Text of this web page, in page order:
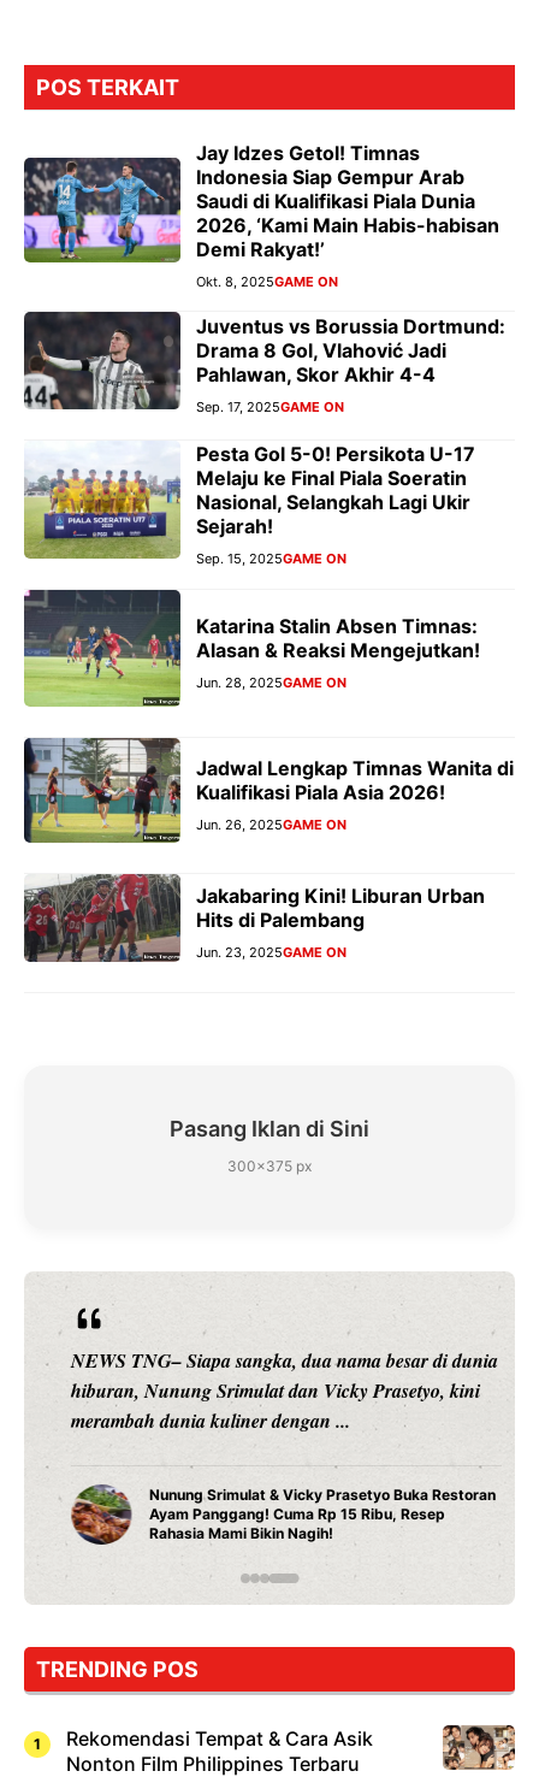
POS TERKAIT
Jay Idzes Getol! Timnas
Indonesia Siap Gempur Arab
Saudi di Kualifikasi Piala Dunia
2026, ‘Kami Main Habis-habisan
Demi Rakyat!’
Okt. 8, 2025GAME ON
Juventus vs Borussia Dortmund:
Drama 8 Gol, Vlahović Jadi
Pahlawan, Skor Akhir 4-4
Sep. 17, 2025GAME ON
Pesta Gol 5-0! Persikota U-17
Melaju ke Final Piala Soeratin
Nasional, Selangkah Lagi Ukir
Sejarah!
Sep. 15, 2025GAME ON
Katarina Stalin Absen Timnas:
Alasan & Reaksi Mengejutkan!
Jun. 28, 2025GAME ON
Jadwal Lengkap Timnas Wanita di
Kualifikasi Piala Asia 2026!
Jun. 26, 2025GAME ON
Jakabaring Kini! Liburan Urban
Hits di Palembang
Jun. 23, 2025GAME ON
Pasang Iklan di Sini
300×375 px
NEWS TNG– Siapa sangka, dua nama besar di dunia
hiburan, Nunung Srimulat dan Vicky Prasetyo, kini
merambah dunia kuliner dengan ...
Nunung Srimulat & Vicky Prasetyo Buka Restoran
Ayam Panggang! Cuma Rp 15 Ribu, Resep
Rahasia Mami Bikin Nagih!
TRENDING POS
Rekomendasi Tempat & Cara Asik
Nonton Film Philippines Terbaru